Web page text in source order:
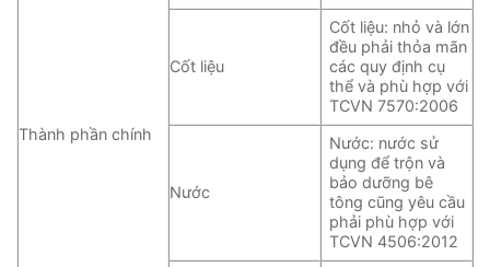
Thành phần chính
Cốt liệu
Cốt liệu: nhỏ và lớn
đều phải thỏa mãn
các quy định cụ
thể và phù hợp với
TCVN 7570:2006
Nước
Nước: nước sử
dụng để trộn và
bảo dưỡng bê
tông cũng yêu cầu
phải phù hợp với
TCVN 4506:2012